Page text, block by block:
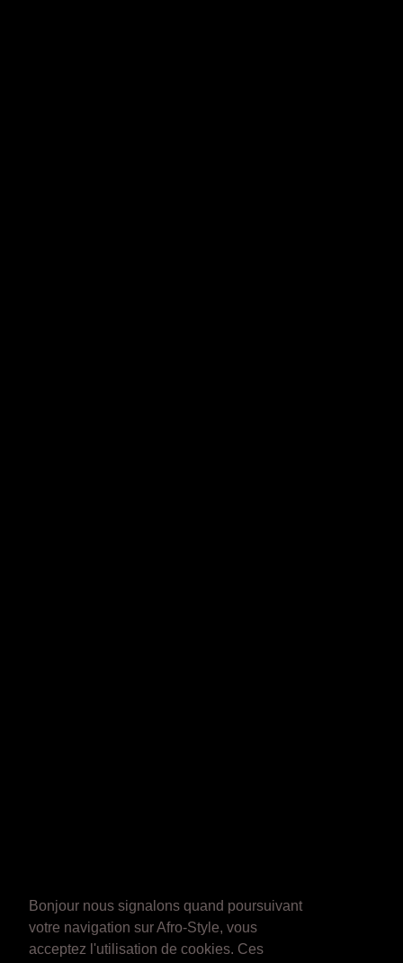
Bonjour nous signalons quand poursuivant
votre navigation sur Afro-Style, vous
acceptez l'utilisation de cookies. Ces